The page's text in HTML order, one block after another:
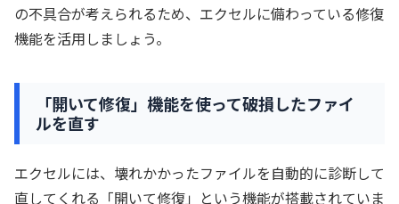
の不具合が考えられるため、エクセルに備わっている修復
機能を活用しましょう。
「開いて修復」機能を使って破損したファイ
ルを直す
エクセルには、壊れかかったファイルを自動的に診断して
直してくれる「開いて修復」という機能が搭載されていま